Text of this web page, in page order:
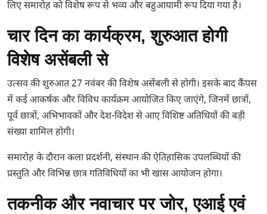
लिए समारोह को विशेष रूप से भव्य और बहुआयामी रूप दिया गया है।
चार दिन का कार्यक्रम, शुरुआत होगी
विशेष असेंबली से
उत्सव की शुरुआत 27 नवंबर की विशेष असेंबली से होगी। इसके बाद कैंपस
में कई आकर्षक और विविध कार्यक्रम आयोजित किए जाएंगे, जिनमें छात्रों,
पूर्व छात्रों, अभिभावकों और देश-विदेश से आए विशिष्ट अतिथियों की बड़ी
संख्या शामिल होगी।
समारोह के दौरान कला प्रदर्शनी, संस्थान की ऐतिहासिक उपलब्धियों की
प्रस्तुति और विभिन्न छात्र गतिविधियों का भी खास आयोजन होगा।
तकनीक और नवाचार पर जोर, एआई एवं